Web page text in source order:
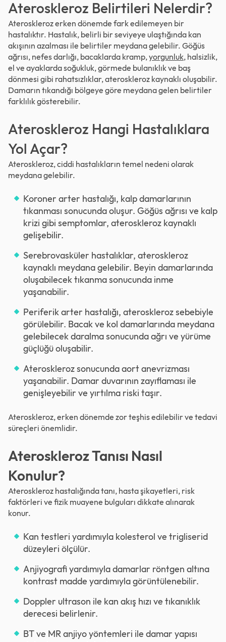
Ateroskleroz Belirtileri Nelerdir?
Ateroskleroz erken dönemde fark edilemeyen bir
hastalıktır. Hastalık, belirli bir seviyeye ulaştığında kan
akışının azalması ile belirtiler meydana gelebilir. Göğüs
ağrısı, nefes darlığı, bacaklarda kramp,yorgunluk, halsizlik,
el ve ayaklarda soğukluk, görmede bulanıklık ve baş
dönmesi gibi rahatsızlıklar, ateroskleroz kaynaklı oluşabilir.
Damarın tıkandığı bölgeye göre meydana gelen belirtiler
farklılık gösterebilir.
Ateroskleroz Hangi Hastalıklara
Yol Açar?
Ateroskleroz, ciddi hastalıkların temel nedeni olarak
meydana gelebilir.
Koroner arter hastalığı, kalp damarlarının
tıkanması sonucunda oluşur. Göğüs ağrısı ve kalp
krizi gibi semptomlar, ateroskleroz kaynaklı
gelişebilir.
Serebrovasküler hastalıklar, ateroskleroz
kaynaklı meydana gelebilir. Beyin damarlarında
oluşabilecek tıkanma sonucunda inme
yaşanabilir.
Periferik arter hastalığı, ateroskleroz sebebiyle
görülebilir. Bacak ve kol damarlarında meydana
gelebilecek daralma sonucunda ağrı ve yürüme
güçlüğü oluşabilir.
Ateroskleroz sonucunda aort anevrizması
yaşanabilir. Damar duvarının zayıflaması ile
genişleyebilir ve yırtılma riski taşır.
Ateroskleroz, erken dönemde zor teşhis edilebilir ve tedavi
süreçleri önemlidir.
Ateroskleroz Tanısı Nasıl
Konulur?
Ateroskleroz hastalığında tanı, hasta şikayetleri, risk
faktörleri ve fizik muayene bulguları dikkate alınarak
konur.
Kan testleri yardımıyla kolesterol ve trigliserid
düzeyleri ölçülür.
Anjiyografi yardımıyla damarlar röntgen altına
kontrast madde yardımıyla görüntülenebilir.
Doppler ultrason ile kan akış hızı ve tıkanıklık
derecesi belirlenir.
BT ve MR anjiyo yöntemleri ile damar yapısı